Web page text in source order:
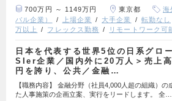
700万円 ～ 1149万円 東京都
海
バル企業）
上場企業 大手企業 転勤なし
万以上
フレックス勤務 リモートワーク可
日本を代表する世界5位の日系グロ
SIer企業／国内外に20万人＞売上
円を誇り、公共／金融…
【職務内容】 金融分野（社員4,000人超の組織）
た人事施策の企画立案、実行をリードします。 全…